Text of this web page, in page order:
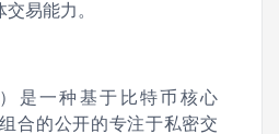
交易能力。
是一种基于比特币核心
合的公开的专注于私密交